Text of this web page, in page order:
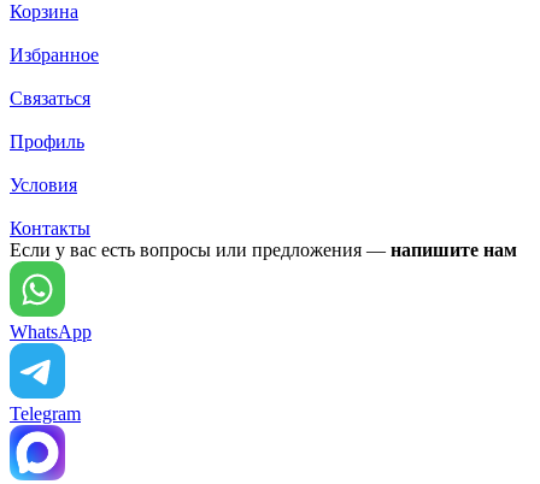
Корзина
Избранное
Связаться
Профиль
Условия
Контакты
Если у вас есть вопросы или предложения — напишите нам
WhatsApp
Telegram